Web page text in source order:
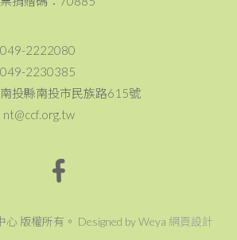
2222080
2230385
投縣南投市民族路615號
nt@ccf.org.tw
版權所有。 Designed by Weya 網頁設計